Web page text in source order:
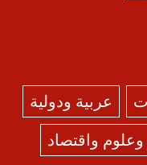
عربية ودولية
واقتصاد